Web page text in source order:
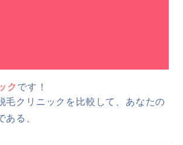
ク です！
毛クリニックを比較して、あなたの
ある、